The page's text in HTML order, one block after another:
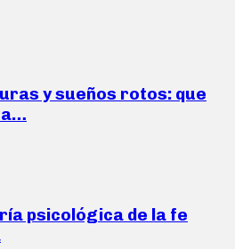
y sueños rotos: que
psicológica de la fe